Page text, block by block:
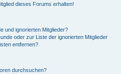
dieses Forums erhalten!
und ignorierten Mitglieder?
oder zur Liste der ignorierten Mitglieder
entfernen?
durchsuchen?